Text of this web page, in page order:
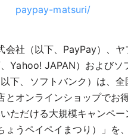
paypay-matsuri/
社（以下、PayPay）、ヤ
Yahoo! JAPAN）およびソ
下、ソフトバンク）は、全
とオンラインショップでお
ただける大規模キャンペー
ょうペイペイまつり）」を